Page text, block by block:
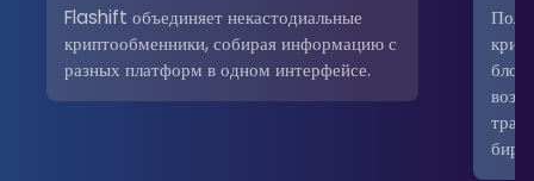
Flashift объединяет некастодиальные
криптообменники, собирая информацию с
разных платформ в одном интерфейсе.